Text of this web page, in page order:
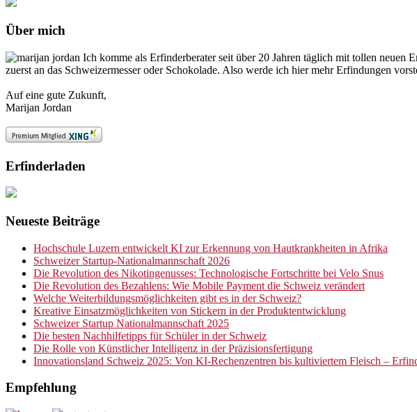
Über mich
Ich komme als Erfinderberater seit über 20 Jahren täglich mit tollen
zuerst an das Schweizermesser oder Schokolade. Also werde ich hier mehr Erfindungen
Auf eine gute Zukunft,
Marijan Jordan
Erfinderladen
Neueste Beiträge
Hochschule Luzern entwickelt KI zur Erkennung von Hautkrankheiten in Afrika
Schweizer Startup-Nationalmannschaft 2026
Die Revolution des Nikotingenusses: Technologische Fortschritte bei Velo Snus
Die Revolution des Bezahlens: Wie Mobile Payment die Schweiz verändert
Welche Weiterbildungsmöglichkeiten gibt es in der Schweiz?
Kreative Einsatzmöglichkeiten von Stickern in der Produktentwicklung
Schweizer Startup Nationalmannschaft 2025
Die besten Nachhilfetipps für Schüler in der Schweiz
Die Rolle von Künstlicher Intelligenz in der Präzisionsfertigung
Innovationsland Schweiz 2025: Von KI-Rechenzentren bis kultiviertem Fleisch –
Empfehlung